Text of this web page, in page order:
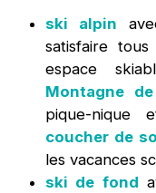
ski alpin
satisfaire
espace
Montagne
pique-nique
coucher de
les vacances
ski de fond